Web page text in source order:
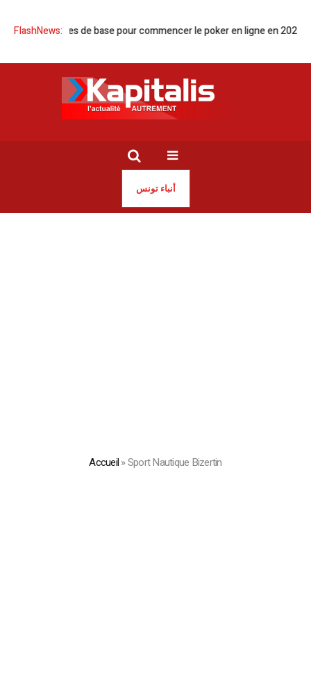
FlashNews:
Règles de base pour commencer le poker en ligne en 2026
أنباء تونس
Accueil»Sport Nautique Bizertin